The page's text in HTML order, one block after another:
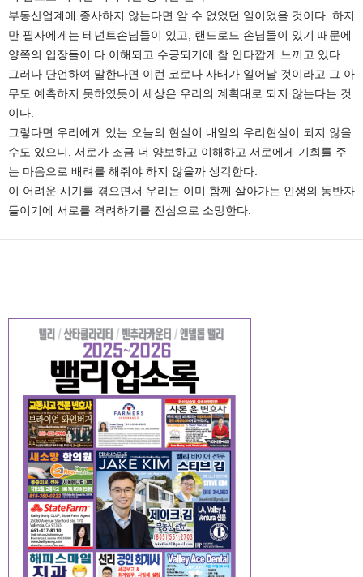
부동산업계에 종사하지 않는다면 알 수 없었던 일이었을 것이다. 하지
만 필자에게는 테넌트손님들이 있고, 랜드로드 손님들이 있기 때문에
양쪽의 입장들이 다 이해되고 수긍되기에 참 안타깝게 느끼고 있다.
그러나 단언하여 말한다면 이런 코로나 사태가 일어날 것이라고 그 아
무도 예측하지 못하였듯이 세상은 우리의 계획대로 되지 않는다는 것
이다.
그렇다면 우리에게 있는 오늘의 현실이 내일의 우리현실이 되지 않을
수도 있으니, 서로가 조금 더 양보하고 이해하고 서로에게 기회를 주
는 마음으로 배려를 해줘야 하지 않을까 생각한다.
이 어려운 시기를 겪으면서 우리는 이미 함께 살아가는 인생의 동반자
들이기에 서로를 격려하기를 진심으로 소망한다.